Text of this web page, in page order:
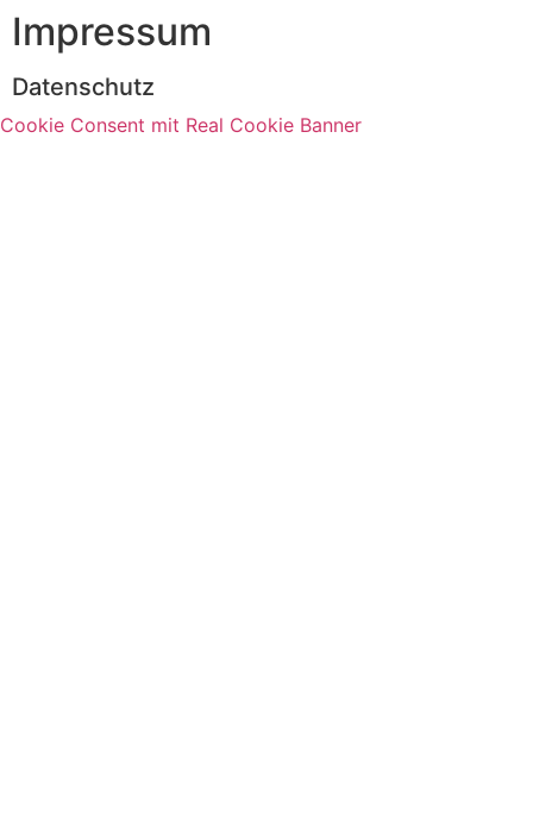
Impressum
Datenschutz
Cookie Consent mit Real Cookie Banner